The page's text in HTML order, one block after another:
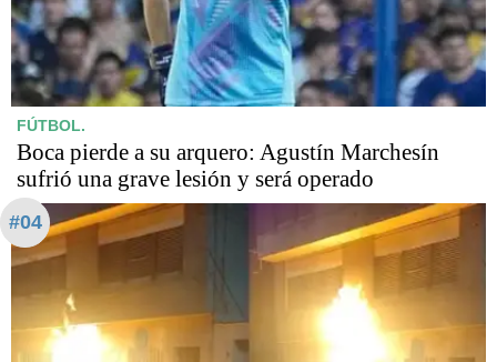
FÚTBOL.
Boca pierde a su arquero: Agustín Marchesín
sufrió una grave lesión y será operado
#04